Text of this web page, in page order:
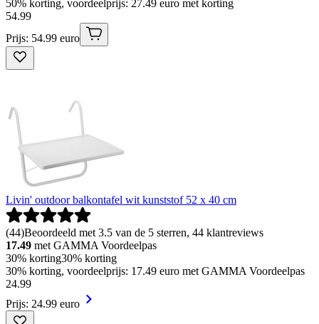
50% korting, voordeelprijs: 27.49 euro met korting
54.99
Prijs: 54.99 euro
Livin' outdoor balkontafel wit kunststof 52 x 40 cm
(44)Beoordeeld met 3.5 van de 5 sterren, 44 klantreviews
17.49 met GAMMA Voordeelpas
30% korting30% korting
30% korting, voordeelprijs: 17.49 euro met GAMMA Voordeelpas
24.99
Prijs: 24.99 euro